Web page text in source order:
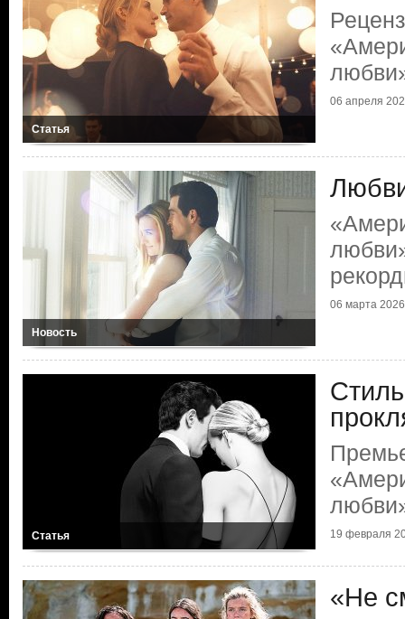
Статья
06 апреля
Новость
06 марта 2026
Статья 19 февраля
«Не